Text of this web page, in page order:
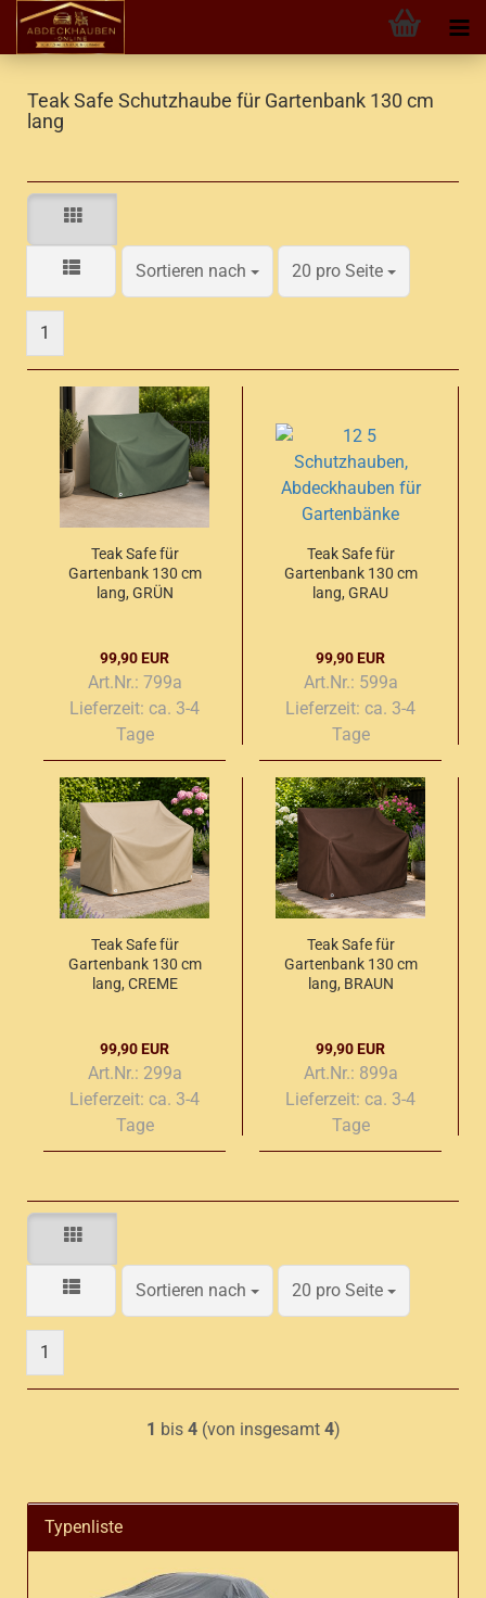
Teak Safe Schutzhaube für Gartenbank 130 cm
lang
Sortieren nach
Sortieren nach 20 pro Seite
pro Seite
1
Teak Safe für
Gartenbank 130 cm
lang, GRÜN
99,90 EUR
Art.Nr.: 799a
Lieferzeit: ca. 3-4
Tage
Teak Safe für
Gartenbank 130 cm
lang, GRAU
99,90 EUR
Art.Nr.: 599a
Lieferzeit: ca. 3-4
Tage
Teak Safe für
Gartenbank 130 cm
lang, CREME
99,90 EUR
Art.Nr.: 299a
Lieferzeit: ca. 3-4
Tage
Teak Safe für
Gartenbank 130 cm
lang, BRAUN
99,90 EUR
Art.Nr.: 899a
Lieferzeit: ca. 3-4
Tage
Sortieren nach
Sortieren nach 20 pro Seite
pro Seite
1
1 bis 4(von insgesamt 4)
Typenliste